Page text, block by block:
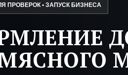
ПРОВЕРОК • ЗАПУСК БИЗНЕСА